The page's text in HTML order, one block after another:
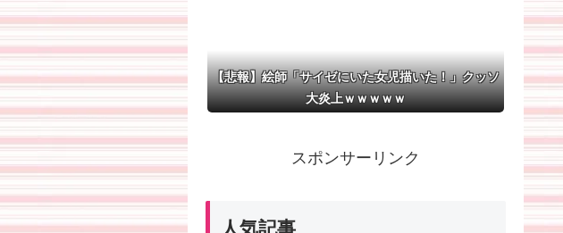
【悲報】絵師「サイゼにいた女児描いた！」クッソ
大炎上ｗｗｗｗｗ
スポンサーリンク
人気記事